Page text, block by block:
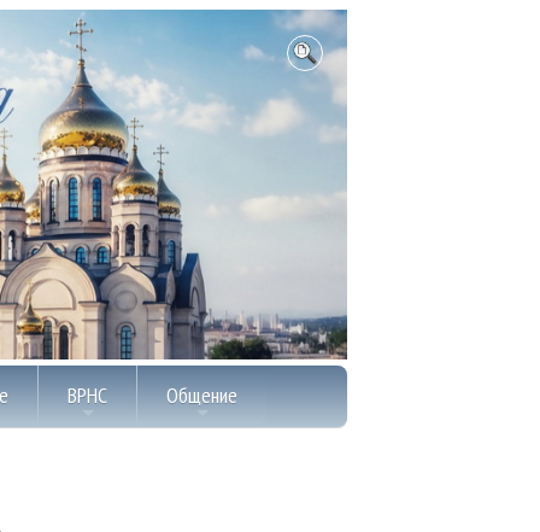
ВРНС Общение